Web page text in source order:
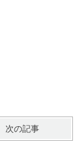
次の記事